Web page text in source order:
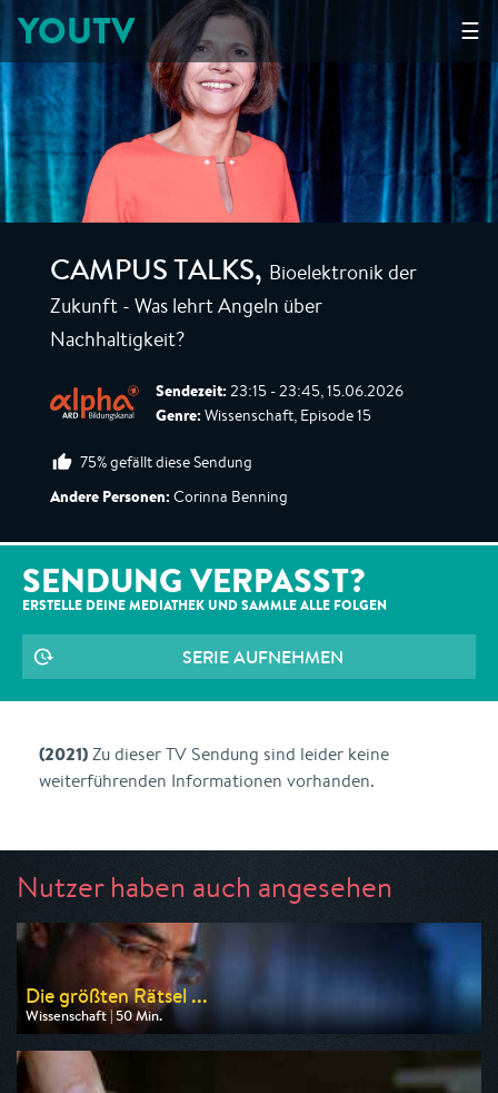
☰
YOUTV
CAMPUS TALKS, Bioelektronik der
Zukunft - Was lehrt Angeln über
Nachhaltigkeit?
Sendezeit: 23:15 - 23:45, 15.06.2026
Genre: Wissenschaft, Episode 15
75% gefällt diese Sendung
Andere Personen: Corinna Benning
SENDUNG VERPASST?
ERSTELLE DEINE MEDIATHEK UND SAMMLE ALLE FOLGEN
SERIE AUFNEHMEN
(2021)Zu dieser TV Sendung sind leider keine
weiterführenden Informationen vorhanden.
Nutzer haben auch angesehen
Die größten Rätsel ...
Wissenschaft | 50 Min.
Ausgestrahlt von ARD alpha
am 11.08.2026, 20:15